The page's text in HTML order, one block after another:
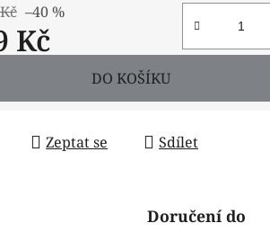
–40 %
Kč
DO KOŠÍKU
Zeptat se Sdílet
Doručení do